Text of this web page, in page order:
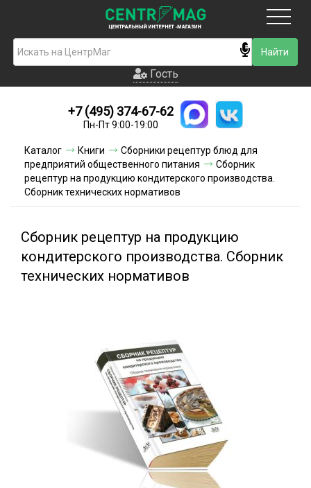
Гость
Новинки
Условия доставки
Условия оплаты
Акции и скидки
Гость
+7 (495) 374-67-62
Пн-Пт 9:00-19:00
Каталог Книги
Сборники рецептур блюд для
предприятий общественного питания
Сборник
рецептур на продукцию кондитерского производства.
Сборник технических нормативов
Сборник рецептур на продукцию
кондитерского производства. Сборник
технических нормативов